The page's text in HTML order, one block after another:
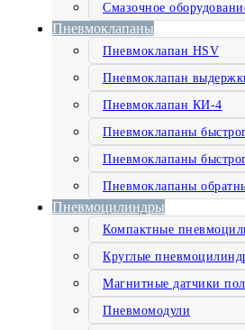
Смазочное
Пневмоклапаны
Пневмоклапан HSV
Пневмоклапан
Пневмоклапан КИ-4
Пневмоклапаны
Пневмоклапаны
Пневмоклапаны
Пневмоцилиндры
Компактные
Круглые
Магнитные датчики
Пневмомодули